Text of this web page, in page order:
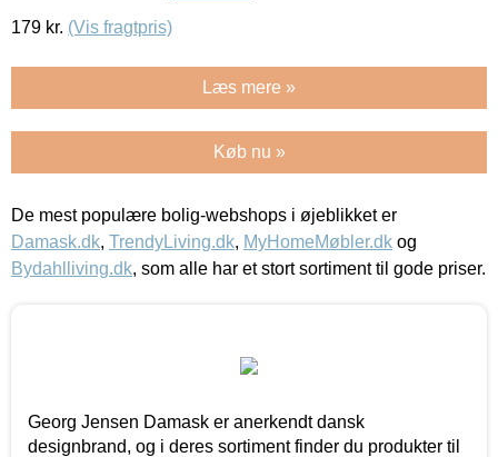
179 kr. (Vis fragtpris)
Læs mere »
Køb nu »
De mest populære bolig-webshops i øjeblikket er
Damask.dk, TrendyLiving.dk, MyHomeMøbler.dk og
Bydahlliving.dk, som alle har et stort sortiment til gode priser.
Georg Jensen Damask er anerkendt dansk
designbrand, og i deres sortiment finder du produkter til